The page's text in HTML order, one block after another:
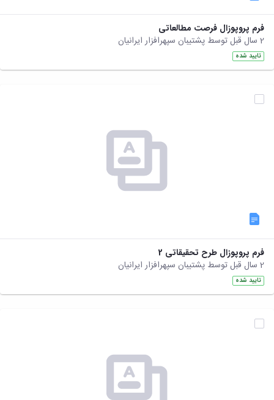
فرم پروپوزال فرصت مطالعاتی
تایید شده
فرم پروپوزال طرح تحقیقاتی 2
تایید شده